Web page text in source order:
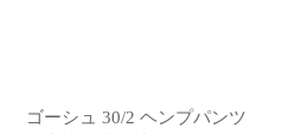
ゴーシュ 30/2 ヘンプパンツ